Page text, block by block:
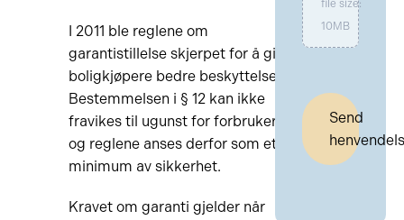
I 2011 ble reglene om
garantistillelse skjerpet for å gi
boligkjøpere bedre beskyttelse.
Bestemmelsen i § 12 kan ikke
fravikes til ugunst for forbrukeren,
og reglene anses derfor som et
minimum av sikkerhet.
Kravet om garanti gjelder når
file size:
10MB
Send